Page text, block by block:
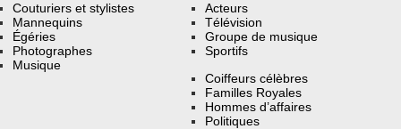
Couturiers et stylistes
Mannequins
Égéries
Photographes
Musique
Acteurs
Télévision
Groupe de musique
Sportifs
Coiffeurs célèbres
Familles Royales
Hommes d’affaires
Politiques